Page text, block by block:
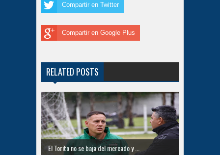
Compartir en Twitter
Compartir en Google Plus
RELATED POSTS
El Torito no se baja del mercado y ...